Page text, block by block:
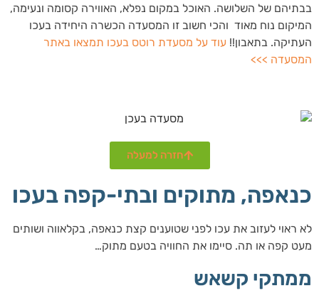
בבתיהם של השלושה. האוכל במקום נפלא, האווירה קסומה ונעימה,
המיקום נוח מאוד והכי חשוב זו המסעדה הכשרה היחידה בעכו
העתיקה. בתאבון!! עוד על מסעדת רוטס בעכו תמצאו באתר
המסעדה >>>
חזרה למעלה
כנאפה, מתוקים ובתי-קפה בעכו
לא ראוי לעזוב את עכו לפני שטוענים קצת כנאפה, בקלאווה ושותים
מעט קפה או תה. סיימו את החוויה בטעם מתוק…
ממתקי קשאש